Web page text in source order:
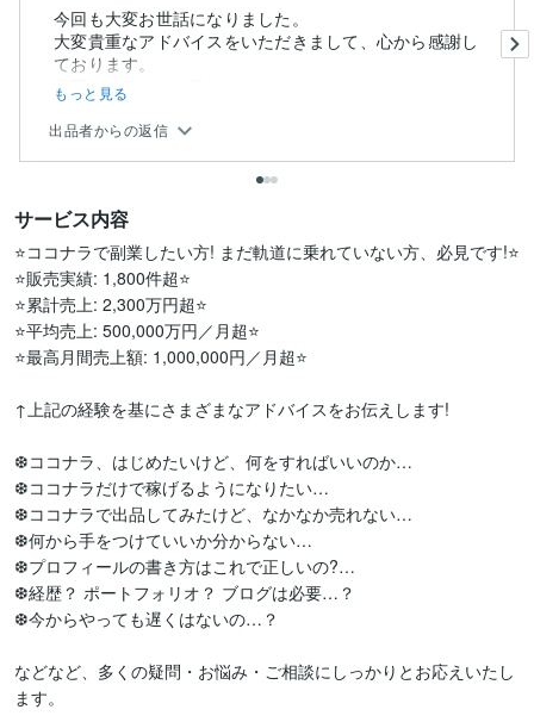
今回も大変お世話になりました。
大変貴重なアドバイスをいただきまして、心から感謝し
ております。
線画のイラストの件はもし...
もっと見る
出品者からの返信
サービス内容
⭐ココナラで副業したい方! まだ軌道に乗れていない方、必見です!⭐
⭐販売実績: 1,800件超⭐
⭐累計売上: 2,300万円超⭐
⭐平均売上: 500,000万円／月超⭐
⭐最高月間売上額: 1,000,000円／月超⭐
↑上記の経験を基にさまざまなアドバイスをお伝えします!
❆ココナラ、はじめたいけど、何をすればいいのか…
❆ココナラだけで稼げるようになりたい…
❆ココナラで出品してみたけど、なかなか売れない…
❆何から手をつけていいか分からない…
❆プロフィールの書き方はこれで正しいの?…
❆経歴？ ポートフォリオ？ ブログは必要…？
❆今からやっても遅くはないの…？
などなど、多くの疑問・お悩み・ご相談にしっかりとお応えいたし
ます。